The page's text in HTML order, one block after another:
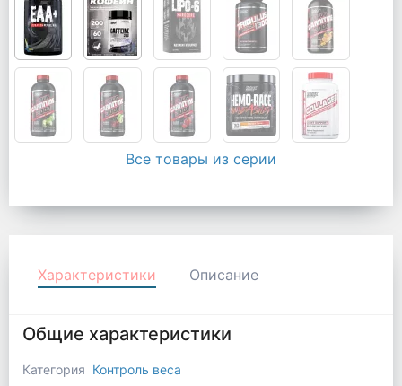
Все товары из серии
Характеристики Описание
Общие характеристики
Категория Контроль веса